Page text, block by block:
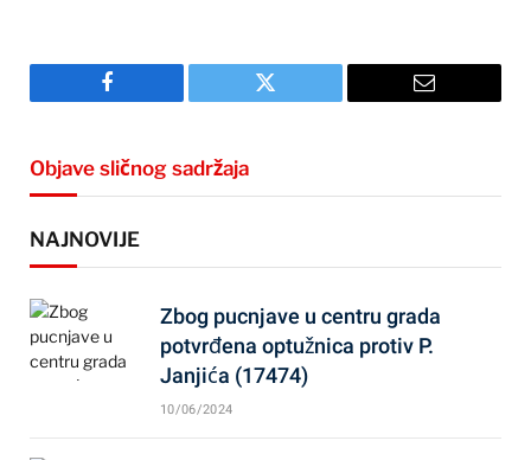
Facebook Twitter Email
Objave sličnog sadržaja
NAJNOVIJE
Zbog pucnjave u centru grada
potvrđena optužnica protiv P.
Janjića (17474)
10/06/2024